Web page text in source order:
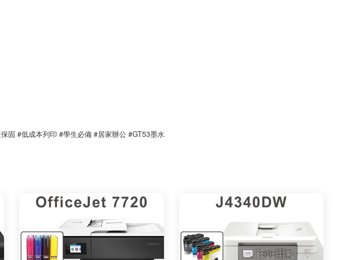
固 #低成本列印 #學生必備 #居家辦公 #GT53墨水